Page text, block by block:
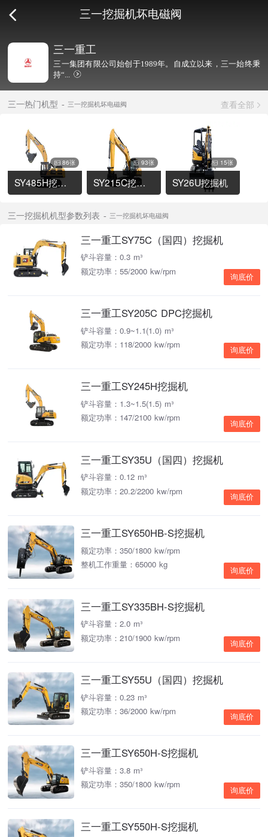
三一挖掘机坏电磁阀
三一重工
三一集团有限公司始创于1989年。自成立以来，三一始终秉
持“...
三一热门机型 三一挖掘机坏电磁阀 查看全部
86张
SY485H挖掘机
93张
SY215C挖掘机
15张
SY26U挖掘机
三一挖掘机机型参数列表 三一挖掘机坏电磁阀
三一重工SY75C（国四）挖掘机
铲斗容量：0.3 m³
额定功率：55/2000 kw/rpm
询底价
三一重工SY205C DPC挖掘机
铲斗容量：0.9~1.1(1.0) m³
额定功率：118/2000 kw/rpm
询底价
三一重工SY245H挖掘机
铲斗容量：1.3~1.5(1.5) m³
额定功率：147/2100 kw/rpm
询底价
三一重工SY35U（国四）挖掘机
铲斗容量：0.12 m³
额定功率：20.2/2200 kw/rpm
询底价
三一重工SY650HB-S挖掘机
额定功率：350/1800 kw/rpm
整机工作重量：65000 kg
询底价
三一重工SY335BH-S挖掘机
铲斗容量：2.0 m³
额定功率：210/1900 kw/rpm
询底价
三一重工SY55U（国四）挖掘机
铲斗容量：0.23 m³
额定功率：36/2000 kw/rpm
询底价
三一重工SY650H-S挖掘机
铲斗容量：3.8 m³
额定功率：350/1800 kw/rpm
询底价
三一重工SY550H-S挖掘机